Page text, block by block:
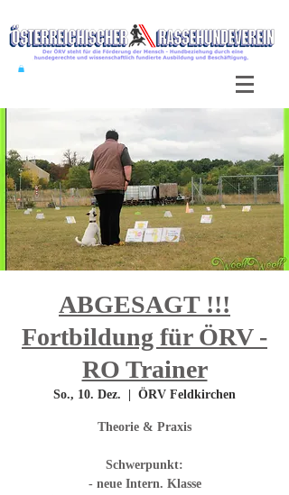
ABGESAGT !!!
Fortbildung für ÖRV -
RO Trainer
So., 10. Dez. ÖRV Feldkirchen
Theorie & Praxis
Schwerpunkt:
- neue Intern. Klasse